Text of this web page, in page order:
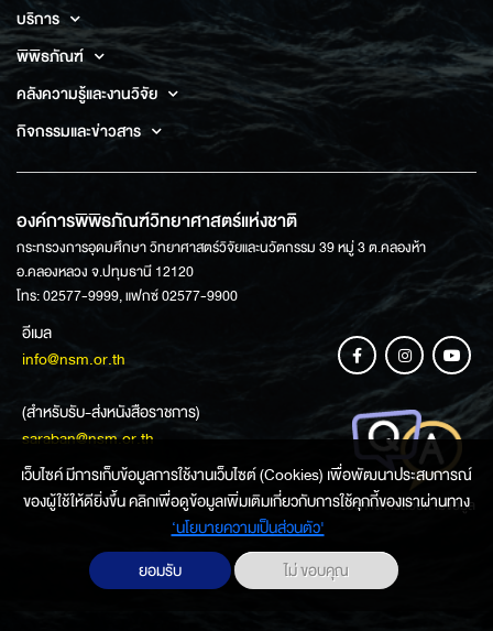
บริการ
พิพิธภัณฑ์
คลังความรู้และงานวิจัย
กิจกรรมและข่าวสาร
องค์การพิพิธภัณฑ์วิทยาศาสตร์แห่งชาติ
กระทรวงการอุดมศึกษา วิทยาศาสตร์วิจัยและนวัตกรรม 39 หมู่ 3 ต.คลองห้า
อ.คลองหลวง จ.ปทุมธานี 12120
โทร: 02577-9999, แฟกซ์ 02577-9900
อีเมล
info@nsm.or.th
(สำหรับรับ-ส่งหนังสือราชการ)
saraban@nsm.or.th
ช่องทางการสอบถามข้อมูล
เว็บไซค์ มีการเก็บข้อมูลการใช้งานเว็บไซต์ (Cookies) เพื่อพัฒนาประสบการณ์
ของผู้ใช้ให้ดียิ่งขึ้น คลิกเพื่อดูข้อมูลเพิ่มเติมเกี่ยวกับการใช้คุกกี้ของเราผ่านทาง
‘นโยบายความเป็นส่วนตัว'
ยอมรับ
ไม่ ขอบคุณ